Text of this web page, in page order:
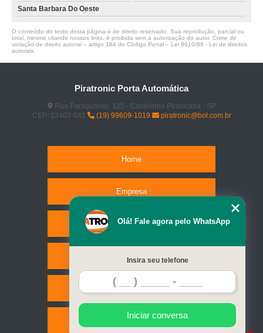
Santa Barbara Do Oeste
O conteúdo do texto desta página é de direito reservado. Sua reprodução, parcial ou
total, mesmo citando nossos links, é proibida sem a autorização do autor. Crime de
violação de direito autoral – artigo 184 do Código Penal – Lei 9610/98 - Lei de direitos
autorais
Piratronic Porta Automática
Rua Paraguassu, 125 - Castelinho Piracicaba - SP
CEP: 13403-041
(19) 99609-1019 piratronic@bol.com.br
Home
Empresa
Missão
Serviços
Contato
Mapa do site
Olá! Fale agora pelo WhatsApp
Insira seu telefone
Iniciar conversa